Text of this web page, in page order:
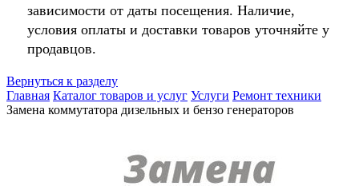
зависимости от даты посещения. Наличие,
условия оплаты и доставки товаров уточняйте у
продавцов.
Вернуться к разделу
Главная Каталог товаров и услуг Услуги Ремонт техники
Замена коммутатора дизельных и бензо генераторов